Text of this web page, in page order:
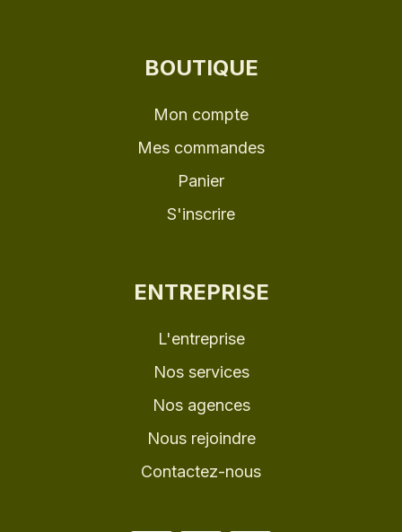
BOUTIQUE
Mon compte
Mes commandes
Panier
S'inscrire
ENTREPRISE
L'entreprise
Nos services
Nos agences
Nous rejoindre
Contactez-nous